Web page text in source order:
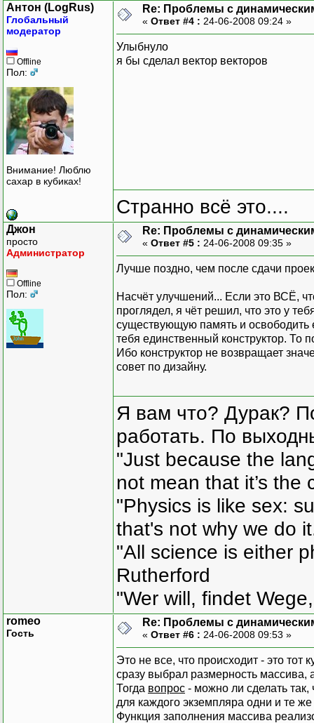
Антон (LogRus)
Глобальный
модератор
Offline
Пол:
Внимание! Люблю
сахар в кубиках!
Re: Проблемы с
« Ответ #4 : 24-06-2008 09:24 »
Улыбнуло
я бы сделал вектор векторов
Странно всё это....
Джон
просто
Администратор
Offline
Пол:
Re: Проблемы с
« Ответ #5 : 24-06-2008 09:35 »
Лучше поздно, чем после сдачи
Насчёт улучшений... Если это ВСЁ,
проглядел, я чёт решил, что это у
существующую память и освободить
тебя единственный конструктор. То
Ибо конструктор не возвращает
совет по дизайну.
Я вам что? Дурак?
работать. По
"Just because the
not mean that it’s the
"Physics is like sex:
that's not why we do
"All science is either
Rutherford
"Wer will, findet
romeo
Гость
Re: Проблемы с
« Ответ #6 : 24-06-2008 09:53 »
Это не все, что происходит - это
сразу выбрал размерность массива,
Тогда вопрос - можно ли сделать так,
для каждого экземпляра одни и те
Функция заполнения массива